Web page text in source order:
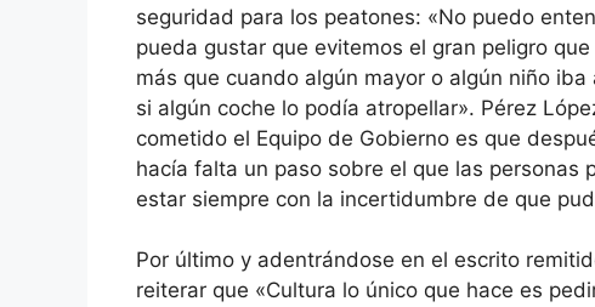
seguridad para los peatones: «No puedo
pueda gustar que evitemos el gran peligro
más que cuando algún mayor o algún niño
si algún coche lo podía atropellar». Pérez
cometido el Equipo de Gobierno es que
hacía falta un paso sobre el que las personas
estar siempre con la incertidumbre de que
Por último y adentrándose en el escrito
reiterar que «Cultura lo único que hace es